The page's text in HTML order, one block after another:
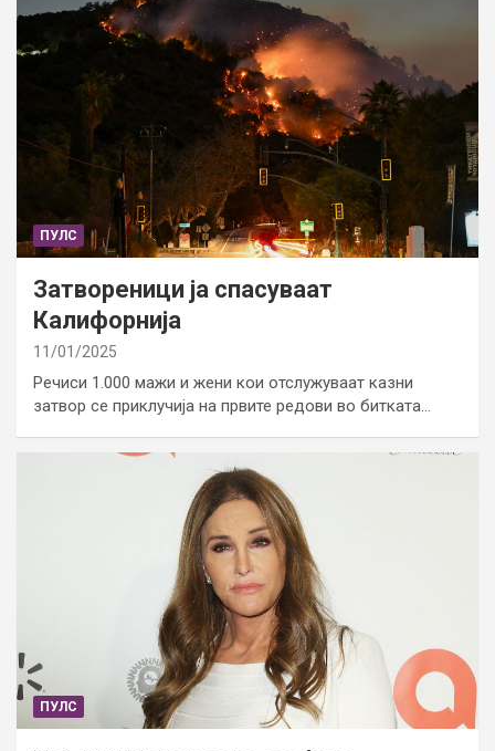
ПУЛС
Затвореници ја спасуваат
Калифорнија
11/01/2025
Речиси 1.000 мажи и жени кои отслужуваат казни
затвор се приклучија на првите редови во битката…
ПУЛС